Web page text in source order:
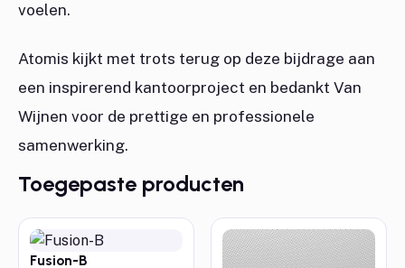
voelen.
Atomis kijkt met trots terug op deze bijdrage aan
een inspirerend kantoorproject en bedankt Van
Wijnen voor de prettige en professionele
samenwerking.
Toegepaste producten
Fusion-B